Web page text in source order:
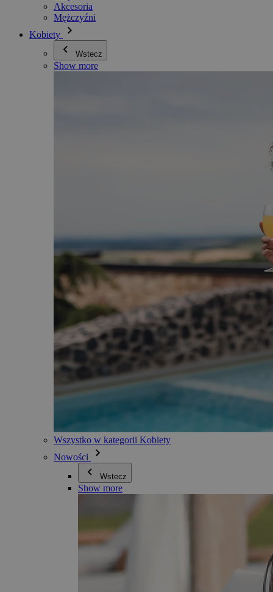
Akcesoria
Mężczyźni
Kobiety
Wstecz
Show more
Wszystko w kategorii Kobiety
Nowości
Wstecz
Show more